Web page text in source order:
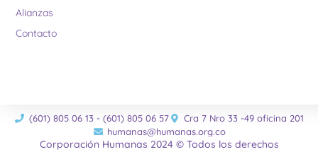
Alianzas
Contacto
(601) 805 06 13 - (601) 805 06 57
Cra 7 Nro 33 -49 oficina 201
humanas@humanas.org.co
Corporación Humanas 2024 © Todos los derechos